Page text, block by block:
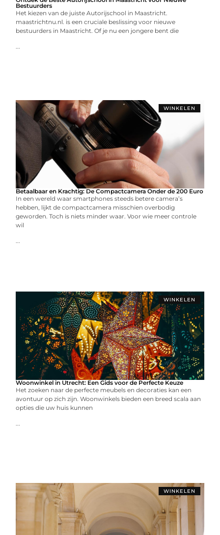
Bestuurders
Het kiezen van de juiste Autorijschool in Maastricht.
maastrichtnu.nl. is een cruciale beslissing voor nieuwe
bestuurders in Maastricht. Of je nu een jongere bent die
...
WINKELEN
Betaalbaar en Krachtig: De Compactcamera Onder de 200 Euro
In een wereld waar smartphones steeds betere camera’s
hebben, lijkt de compactcamera misschien overbodig
geworden. Toch is niets minder waar. Voor wie meer controle
wil
...
WINKELEN
Woonwinkel in Utrecht: Een Gids voor de Perfecte Keuze
Het zoeken naar de perfecte meubels en decoraties kan een
avontuur op zich zijn. Woonwinkels bieden een breed scala aan
opties die uw huis kunnen
...
WINKELEN